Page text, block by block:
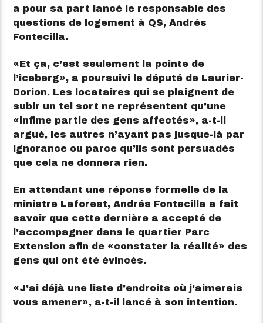
a pour sa part lancé le responsable des
questions de logement à QS, Andrés
Fontecilla.
Et ça, c’est seulement la pointe de
l’iceberg
, a poursuivi le député de Laurier-
Dorion. Les locataires qui se plaignent de
subir un tel sort ne représentent qu’une
infime partie des gens affectés
, a-t-il
argué, les autres n’ayant pas jusque-là par
ignorance ou parce qu’ils sont persuadés
que cela ne donnera rien.
En attendant une réponse formelle de la
ministre Laforest, Andrés Fontecilla a fait
savoir que cette dernière a accepté de
l’accompagner dans le quartier Parc
Extension afin de
constater la réalité
des
gens qui ont été évincés.
J’ai déjà une liste d’endroits où j’aimerais
vous amener
, a-t-il lancé à son intention.